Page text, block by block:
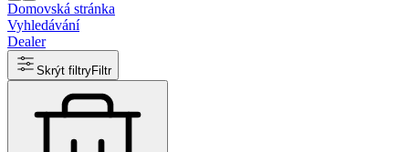
Domovská stránka
Vyhledávání
Dealer
Skrýt filtryFiltr